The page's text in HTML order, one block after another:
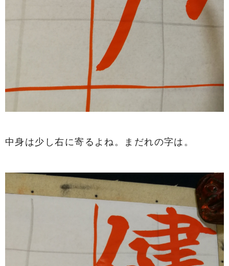
中身は少し右に寄るよね。まだれの字は。